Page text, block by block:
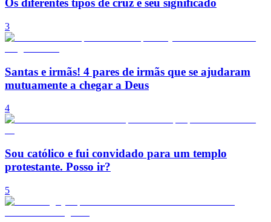
Os diferentes tipos de cruz e seu significado
3
Santas e irmãs! 4 pares de irmãs que se ajudaram
mutuamente a chegar a Deus
4
Sou católico e fui convidado para um templo
protestante. Posso ir?
5